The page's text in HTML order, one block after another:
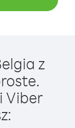
z
Viber